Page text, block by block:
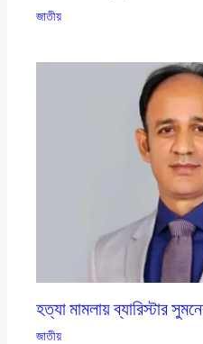
জাতীয়
হত্যা মামলায় ব্যারিস্টার
জাতীয়